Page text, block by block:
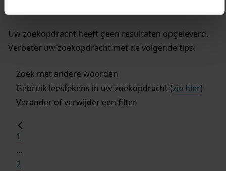
Uw zoekopdracht heeft geen resultaten opgeleverd.
Verbeter uw zoekopdracht met de volgende tips:
Zoek met andere woorden
Gebruik leestekens in uw zoekopdracht (zie hier)
Verander of verwijder een filter
1
...
2